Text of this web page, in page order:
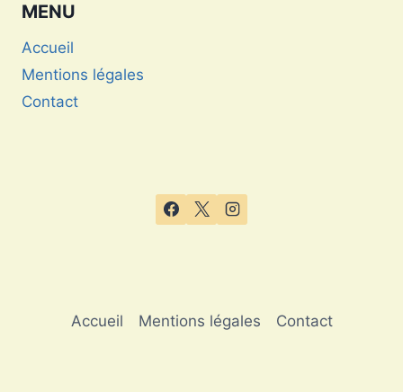
MENU
Accueil
Mentions légales
Contact
Accueil Mentions légales Contact